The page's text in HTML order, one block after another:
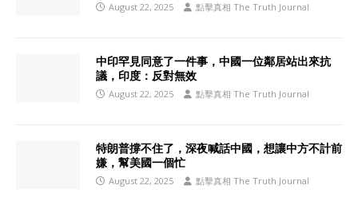
August 22, 2025 點擊真相 The Truth Journal
中印罕見同意了一件事，中國一位鄰居站出來抗
議，印度：反對無效
August 22, 2025 點擊真相 The Truth Journal
特朗普撐不住了，深夜喊話中國，想讓中方不計前
嫌，幫美國一個忙
August 22, 2025 點擊真相 The Truth Journal